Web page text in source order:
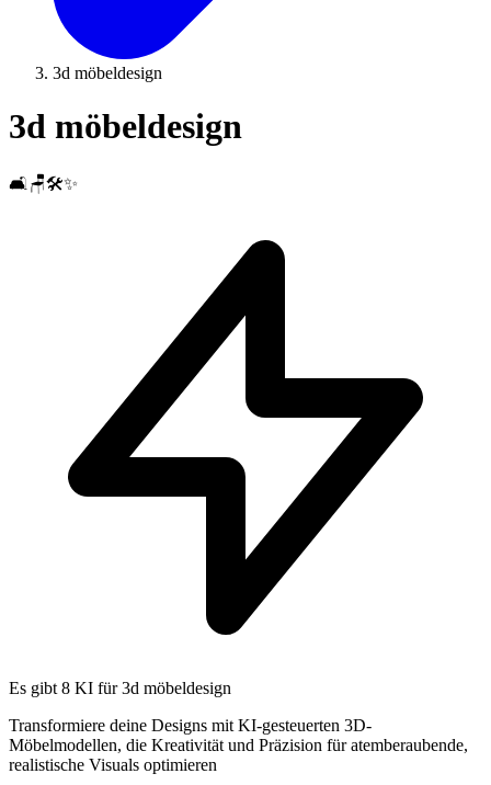
3d möbeldesign
3d möbeldesign
🛋️🪑🛠️✨
Es gibt 8 KI für 3d möbeldesign
Transformiere deine Designs mit KI-gesteuerten 3D-
Möbelmodellen, die Kreativität und Präzision für atemberaubende,
realistische Visuals optimieren